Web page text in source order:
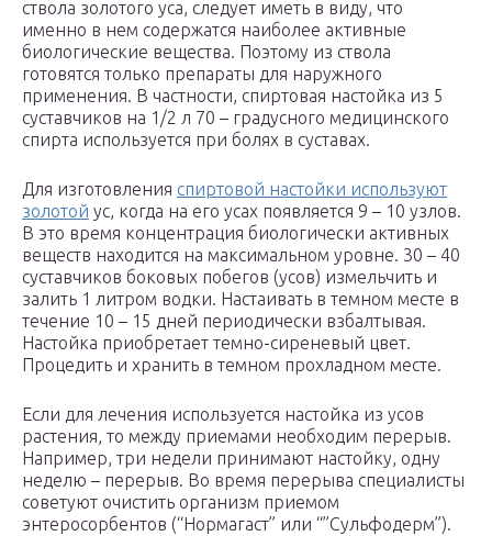
ствола золотого уса, следует иметь в виду, что
именно в нем содержатся наиболее активные
биологические вещества. Поэтому из ствола
готовятся только препараты для наружного
применения. В частности, спиртовая настойка из 5
суставчиков на 1/2 л 70 – градусного медицинского
спирта используется при болях в суставах.
Для изготовления спиртовой настойки используют
золотой ус, когда на его усах появляется 9 – 10 узлов.
В это время концентрация биологически активных
веществ находится на максимальном уровне. 30 – 40
суставчиков боковых побегов (усов) измельчить и
залить 1 литром водки. Настаивать в темном месте в
течение 10 – 15 дней периодически взбалтывая.
Настойка приобретает темно-сиреневый цвет.
Процедить и хранить в темном прохладном месте.
Если для лечения используется настойка из усов
растения, то между приемами необходим перерыв.
Например, три недели принимают настойку, одну
неделю – перерыв. Во время перерыва специалисты
советуют очистить организм приемом
энтеросорбентов (“Нормагаст” или “”Сульфодерм”).